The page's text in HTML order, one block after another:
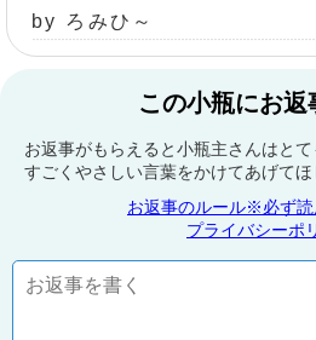
by ろみひ～
この小瓶にお返
お返事がもらえると小瓶主さんはと
すごくやさしい言葉をかけてあげてほ
お返事のルール※必ず
プライバシーポ